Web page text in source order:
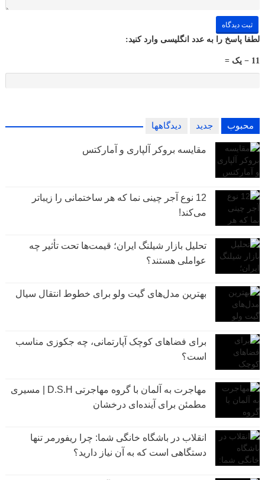
لطفا پاسخ را به عدد انگلیسی وارد کنید:
11 − یک =
محبوب جدید دیدگاهها
مقایسه بروکر آلپاری و آمارکتس
12 نوع آجر چینی نما که هر ساختمانی را زیباتر
می‌کند!
تحلیل بازار شیلنگ ایران؛ قیمت‌ها تحت تأثیر چه
عواملی هستند؟
بهترین مدل‌های گیت ولو برای خطوط انتقال سیال
برای فضاهای کوچک آپارتمانی، چه جکوزی مناسب
است؟
مهاجرت به آلمان با گروه مهاجرتی D.S.H | مسیری
مطمئن برای آینده‌ای درخشان
انقلاب در باشگاه خانگی شما: چرا ریفورمر تنها
دستگاهی است که به آن نیاز دارید؟